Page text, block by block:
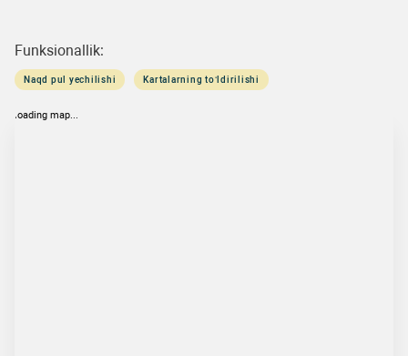
Funksionallik:
Naqd pul yechilishi Kartalarning to‘ldirilishi
loading map...